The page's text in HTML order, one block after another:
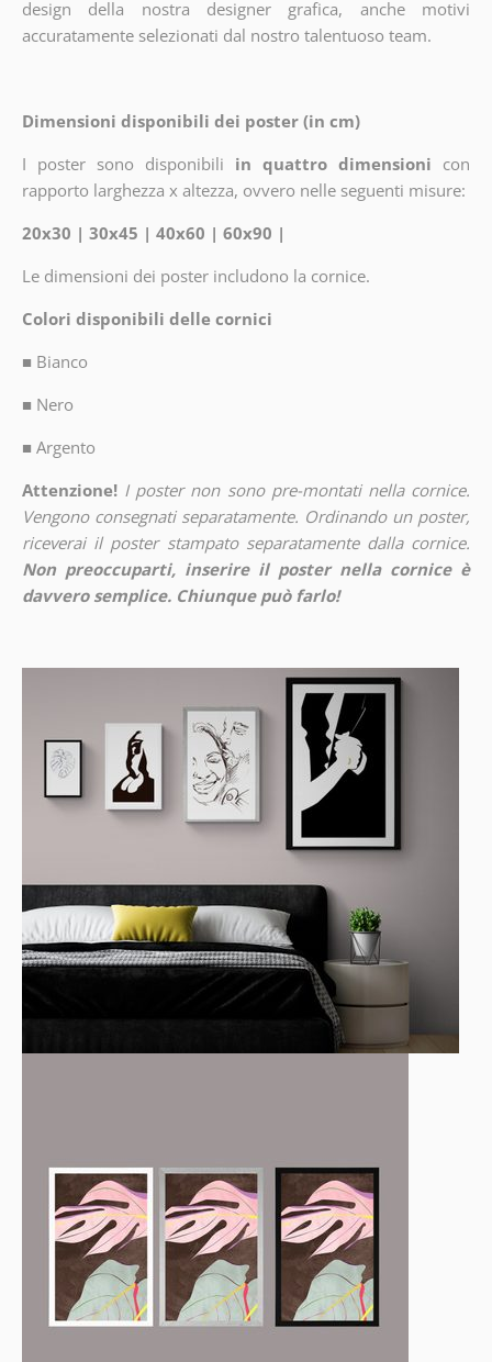
design della nostra designer grafica, anche motivi
accuratamente selezionati dal nostro talentuoso team.
Dimensioni disponibili dei poster (in cm)
I poster sono disponibili in quattro dimensioni con
rapporto larghezza x altezza, ovvero nelle seguenti misure:
20x30 | 30x45 | 40x60 | 60x90 |
Le dimensioni dei poster includono la cornice.
Colori disponibili delle cornici
■ Bianco
■ Nero
■ Argento
Attenzione! I poster non sono pre-montati nella cornice.
Vengono consegnati separatamente. Ordinando un poster,
riceverai il poster stampato separatamente dalla cornice.
Non preoccuparti, inserire il poster nella cornice è
davvero semplice. Chiunque può farlo!